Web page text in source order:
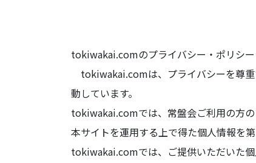
tokiwakai.comのプライバシー・ポリシー
tokiwakai.comは、プライバシーを尊重
動しています。
tokiwakai.comでは、常盤会ご利用の方
本サイトを運用する上で得た個人情報を
tokiwakai.comでは、ご提供いただいた個